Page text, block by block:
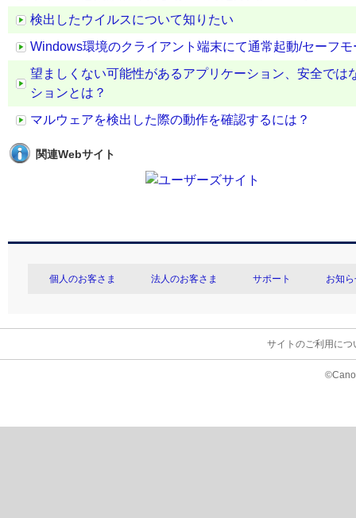
検出したウイルスについて知りたい
Windows環境のクライアント端末にて通常起動/セーフ
望ましくない可能性があるアプリケーション、安全で
ションとは？
マルウェアを検出した際の動作を確認するには？
関連Webサイト
個人のお客さま 法人のお客さま サポート お知
サイトのご利用につ